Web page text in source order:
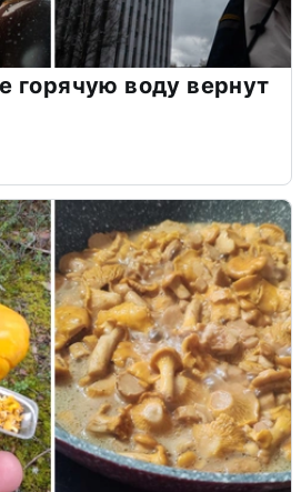
горячую воду вернут